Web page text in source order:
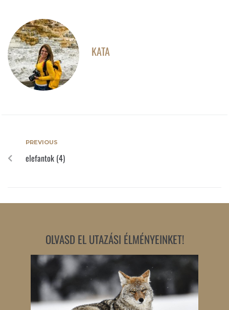
KATA
PREVIOUS
elefantok (4)
OLVASD EL UTAZÁSI ÉLMÉNYEINKET!